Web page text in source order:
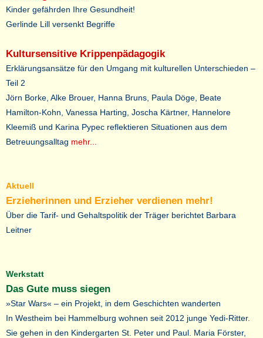
Kinder gefährden Ihre Gesundheit!
Gerlinde Lill versenkt Begriffe
Kultursensitive Krippenpädagogik
Erklärungsansätze für den Umgang mit kulturellen Unterschieden –
Teil 2
Jörn Borke, Alke Brouer, Hanna Bruns, Paula Döge, Beate
Hamilton-Kohn, Vanessa Harting, Joscha Kärtner, Hannelore
Kleemiß und Karina Pypec reflektieren Situationen aus dem
Betreuungsalltag mehr...
Aktuell
Erzieherinnen und Erzieher verdienen mehr!
Über die Tarif- und Gehaltspolitik der Träger berichtet Barbara
Leitner
Werkstatt
Das Gute muss siegen
»Star Wars« – ein Projekt, in dem Geschichten wanderten
In Westheim bei Hammelburg wohnen seit 2012 junge Yedi-Ritter.
Sie gehen in den Kindergarten St. Peter und Paul. Maria Förster,